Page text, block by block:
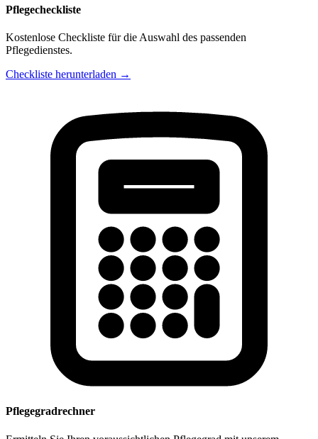
Pflegecheckliste
Kostenlose Checkliste für die Auswahl des passenden
Pflegedienstes.
Checkliste herunterladen →
Pflegegradrechner